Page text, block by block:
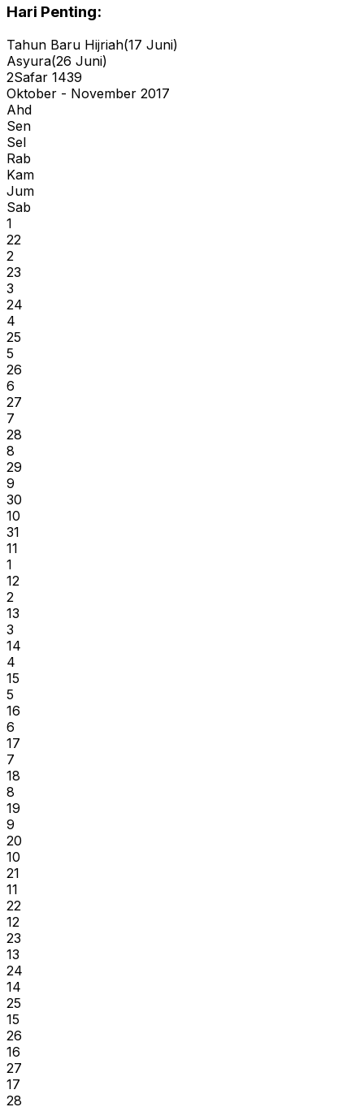
Hari Penting:
Tahun Baru Hijriah(17 Juni)
Asyura(26 Juni)
2Safar 1439
Oktober - November 2017
Ahd
Sen
Sel
Rab
Kam
Jum
Sab
1
22
2
23
3
24
4
25
5
26
6
27
7
28
8
29
9
30
10
31
11
1
12
2
13
3
14
4
15
5
16
6
17
7
18
8
19
9
20
10
21
11
22
12
23
13
24
14
25
15
26
16
27
17
28